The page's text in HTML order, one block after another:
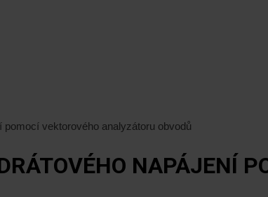
vektorového analyzátoru obvodů
NAPÁJENÍ